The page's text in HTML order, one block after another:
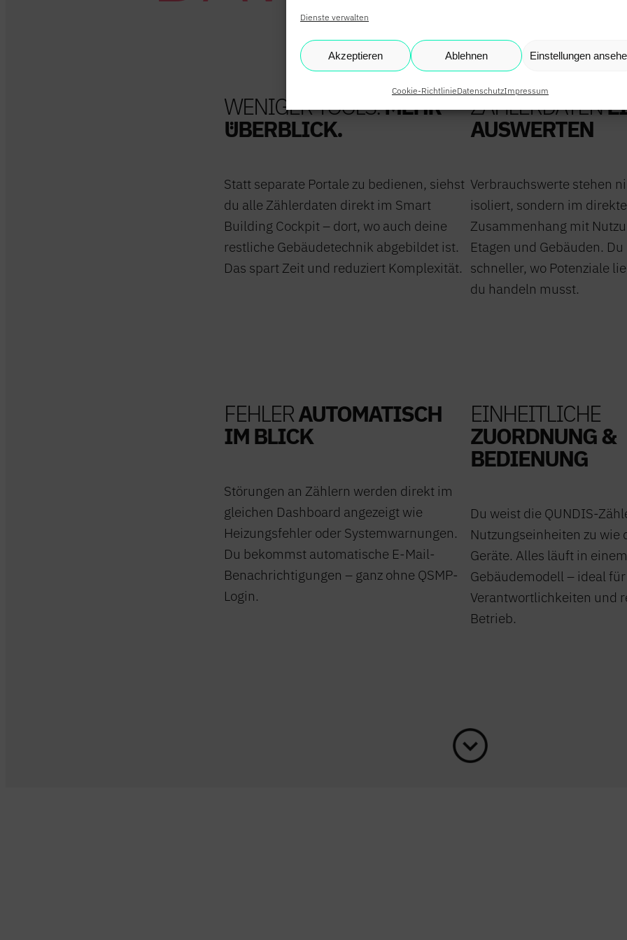
Dienste verwalten
Akzeptieren Ablehnen Einstellungen
Cookie-RichtlinieDatenschutzImpressum
NEWS
SHOP
WENIGER TOOLS.MEHR
ÜBERBLICK.
Statt separate Portale zu bedienen, siehst
du alle Zählerdaten direkt im Smart
Building Cockpit – dort, wo auch deine
restliche Gebäudetechnik abgebildet ist.
Das spart Zeit und reduziert Komplexität.
ZÄHLERDATEN
AUSWERTEN
Verbrauchswerte stehen
isoliert, sondern im
Zusammenhang mit
Etagen und Gebäuden.
schneller, wo Potenziale
du handeln musst.
FEHLER AUTOMATISCH
IM BLICK
Störungen an Zählern werden direkt im
gleichen Dashboard angezeigt wie
Heizungsfehler oder Systemwarnungen.
Du bekommst automatische E-Mail-
Benachrichtigungen – ganz ohne QSMP-
Login.
EINHEITLICHE
ZUORDNUNG &
BEDIENUNG
Du weist die QUNDIS-
Nutzungseinheiten zu wie
Geräte. Alles läuft in
Gebäudemodell – ideal
Verantwortlichkeiten und
Betrieb.